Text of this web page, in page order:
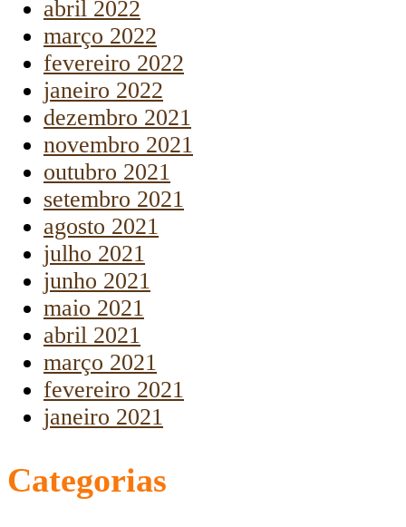
abril 2022
março 2022
fevereiro 2022
janeiro 2022
dezembro 2021
novembro 2021
outubro 2021
setembro 2021
agosto 2021
julho 2021
junho 2021
maio 2021
abril 2021
março 2021
fevereiro 2021
janeiro 2021
Categorias